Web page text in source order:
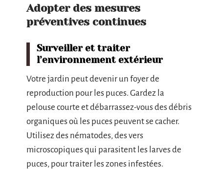
Adopter des mesures
préventives continues
Surveiller et traiter
l’environnement extérieur
Votre jardin peut devenir un foyer de
reproduction pour les puces. Gardez la
pelouse courte et débarrassez-vous des débris
organiques où les puces peuvent se cacher.
Utilisez des nématodes, des vers
microscopiques qui parasitent les larves de
puces, pour traiter les zones infestées.